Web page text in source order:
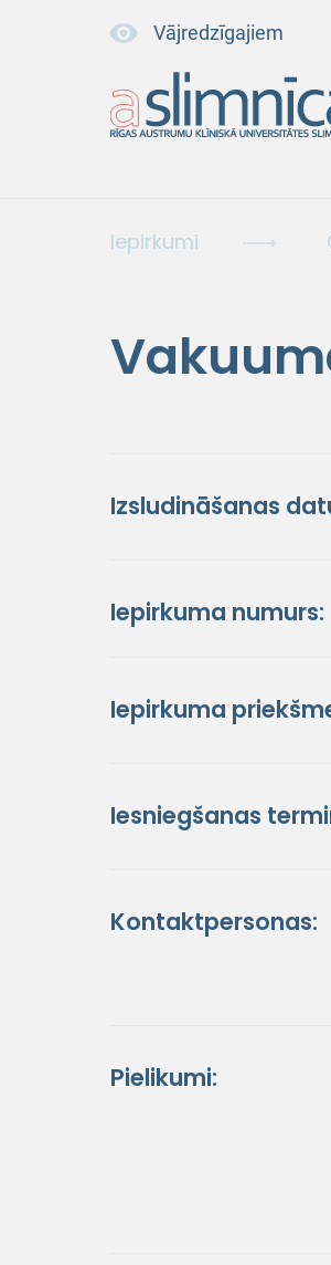
Vājredzīgajiem
Iepirkumi
Izsludināšanas
Iepirkuma numurs:
Iepirkuma
Iesniegšanas
Kontaktpersonas:
Pielikumi: